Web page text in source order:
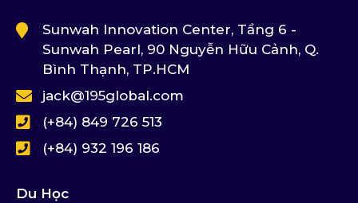
Sunwah Innovation Center, Tầng 6 -
Sunwah Pearl, 90 Nguyễn Hữu Cảnh, Q.
Bình Thạnh, TP.HCM
jack@195global.com
(+84) 849 726 513
(+84) 932 196 186
Du Học